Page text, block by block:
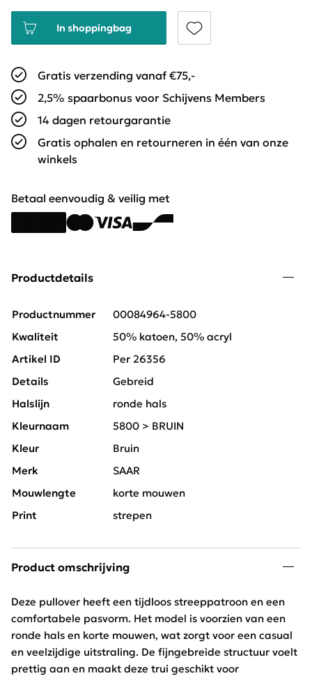
In shoppingbag
Gratis verzending vanaf €75,-
2,5% spaarbonus voor Schijvens Members
14 dagen retourgarantie
Gratis ophalen en retourneren in één van onze
winkels
Betaal eenvoudig & veilig met
Productdetails
Productnummer
00084964-5800
Kwaliteit
50% katoen, 50% acryl
Artikel ID
Per 26356
Details
Gebreid
Halslijn
ronde hals
Kleurnaam
5800 > BRUIN
Kleur
Bruin
Merk
SAAR
Mouwlengte
korte mouwen
Print
strepen
Product omschrijving
Deze pullover heeft een tijdloos streeppatroon en een
comfortabele pasvorm. Het model is voorzien van een
ronde hals en korte mouwen, wat zorgt voor een casual
en veelzijdige uitstraling. De fijngebreide structuur voelt
prettig aan en maakt deze trui geschikt voor